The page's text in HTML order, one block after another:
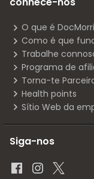
O que é
Como é que
Trabalhe
Programa de
Torna-te
Health points
Sítio Web da
Siga-nos